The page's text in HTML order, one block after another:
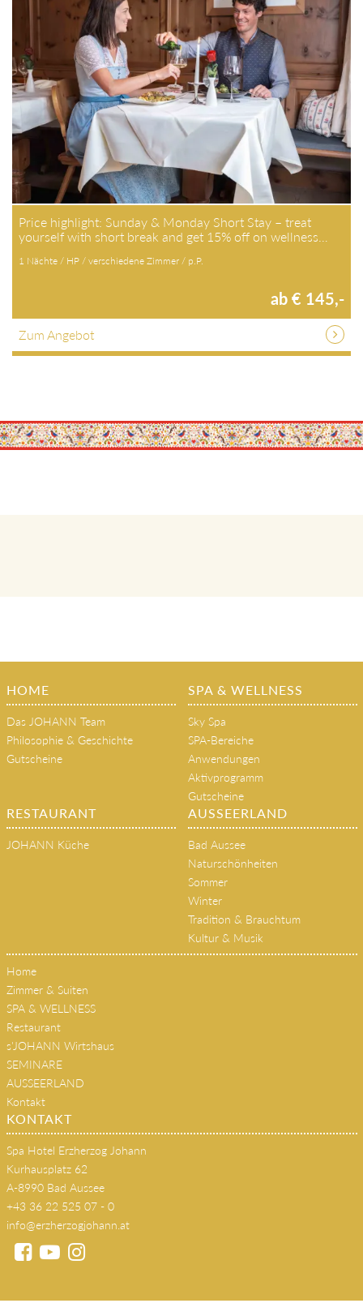
Price highlight: Sunday & Monday Short Stay – treat
yourself with short break and get 15% off on wellness…
1 Nächte / HP / verschiedene Zimmer / p.P.
ab € 145,-
Zum Angebot
HOME
Das JOHANN Team
Philosophie & Geschichte
Gutscheine
SPA & WELLNESS
Sky Spa
SPA-Bereiche
Anwendungen
Aktivprogramm
Gutscheine
RESTAURANT
JOHANN Küche
AUSSEERLAND
Bad Aussee
Naturschönheiten
Sommer
Winter
Tradition & Brauchtum
Kultur & Musik
Home
Zimmer & Suiten
SPA & WELLNESS
Restaurant
s'JOHANN Wirtshaus
SEMINARE
AUSSEERLAND
Kontakt
KONTAKT
Spa Hotel Erzherzog Johann
Kurhausplatz 62
A-8990 Bad Aussee
+43 36 22 525 07 - 0
info@erzherzogjohann.at